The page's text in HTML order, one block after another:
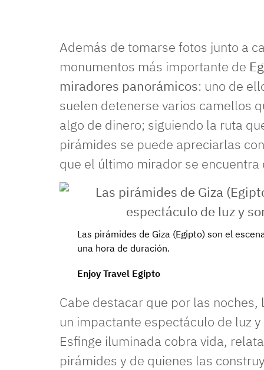
Además de tomarse fotos junto a
monumentos más importante de
miradores panorámicos: uno de
suelen detenerse varios camellos
algo de dinero; siguiendo la ruta
pirámides se puede apreciarlas
que el último mirador se encuentra
Las pirámides de Giza (Egipto) son el
una hora de duración.
Enjoy Travel Egipto
Cabe destacar que por las
un impactante espectáculo de luz
Esfinge iluminada cobra vida,
pirámides y de quienes las